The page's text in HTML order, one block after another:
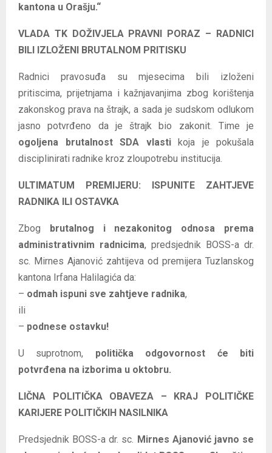
kantona u Orašju.“
VLADA TK DOŽIVJELA PRAVNI PORAZ – RADNICI
BILI IZLOŽENI BRUTALNOM PRITISKU
Radnici pravosuđa su mjesecima bili izloženi
pritiscima, prijetnjama i kažnjavanjima zbog korištenja
zakonskog prava na štrajk, a sada je sudskom odlukom
jasno potvrđeno da je štrajk bio zakonit. Time je
ogoljena brutalnost SDA vlastikoja je pokušala
disciplinirati radnike kroz zloupotrebu institucija.
ULTIMATUM PREMIJERU: ISPUNITE ZAHTJEVE
RADNIKA ILI OSTAVKA
Zbog brutalnog i nezakonitog odnosa prema
administrativnim radnicima, predsjednik BOSS-a dr.
sc. Mirnes Ajanović zahtijeva od premijera Tuzlanskog
kantona Irfana Halilagića da:
– odmah ispuni sve zahtjeve radnika,
ili
– podnese ostavku!
U suprotnom, politička odgovornost će biti
potvrđena na izborima u oktobru.
LIČNA POLITIČKA OBAVEZA – KRAJ POLITIČKE
KARIJERE POLITIČKIH NASILNIKA
Predsjednik BOSS-a dr. sc. Mirnes Ajanović javno se